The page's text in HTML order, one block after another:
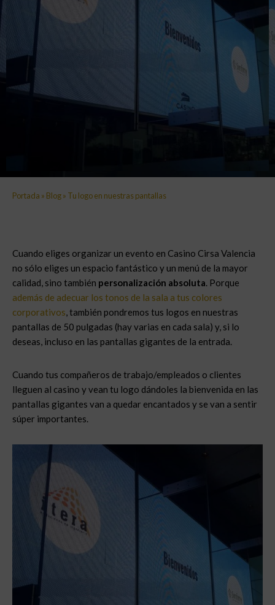
Portada » Blog» Tu logo en nuestras pantallas
Cuando eliges organizar un evento en Casino Cirsa Valencia
no sólo eliges un espacio fantástico y un menú de la mayor
calidad, sino también personalización absoluta. Porque
además de adecuar los tonos de la sala a tus colores
corporativos, también pondremos tus logos en nuestras
pantallas de 50 pulgadas (hay varias en cada sala) y, si lo
deseas, incluso en las pantallas gigantes de la entrada.
Cuando tus compañeros de trabajo/empleados o clientes
lleguen al casino y vean tu logo dándoles la bienvenida en las
pantallas gigantes van a quedar encantados y se van a sentir
súper importantes.